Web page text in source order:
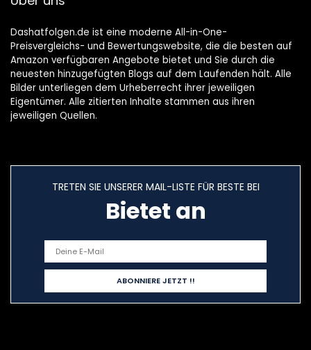
Dashatfolgen.de ist eine moderne All-in-One-
Preisvergleichs- und Bewertungswebsite, die die besten auf
Amazon verfügbaren Angebote bietet und Sie durch die
neuesten hinzugefügten Blogs auf dem Laufenden hält. Alle
Bilder unterliegen dem Urheberrecht ihrer jeweiligen
Eigentümer. Alle zitierten Inhalte stammen aus ihren
jeweiligen Quellen.
TRETEN SIE UNSERER MAIL-LISTE FÜR BESTE BEI
Bietet an